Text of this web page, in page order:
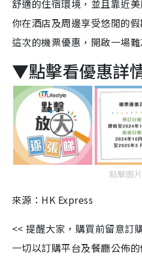
舒適的住宿環境，並且靠近
你在酒店及周邊享受悠閒的
這次的機票優惠，開啟一場難
▼點擊看優惠詳
點擊圖
來源：HK Express
<< 提醒大家，購買前留意訂
一切以訂購平台及餐廳公佈